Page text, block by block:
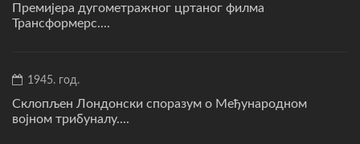
Премијера дугометражног цртаног филма
Трансформерс....
1945. год.
Склопљен Лондонски споразум о Међународном
војном трибуналу....